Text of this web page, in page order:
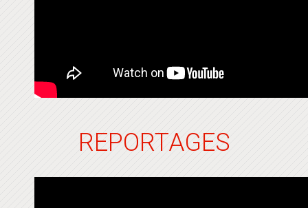
REPORTAGES